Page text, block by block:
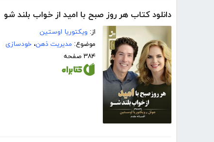
دانلود کتاب هر روز صبح با امید از خواب بلند شو
از: ویکتوریا اوستین
موضوع: مدیریت ذهن، خودسازی
۳۸۴ صفحه